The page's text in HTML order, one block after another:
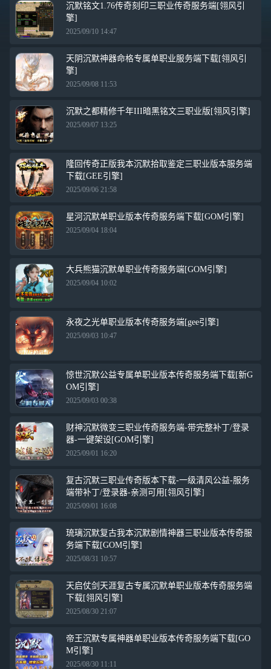
沉默铭文1.76传奇刻印三职业传奇服务端[翎风引
擎]
2025/09/10 14:47
天阴沉默神器命格专属单职业服务端下载[翎风引
擎]
2025/09/08 11:53
沉默之都精修千年III暗黑铭文三职业版[翎风引擎]
2025/09/07 13:25
隆回传奇正版我本沉默拾取鉴定三职业版本服务端
下载[GEE引擎]
2025/09/06 21:58
星河沉默单职业版本传奇服务端下载[GOM引擎]
2025/09/04 18:04
大兵熊猫沉默单职业传奇服务端[GOM引擎]
2025/09/04 10:02
永夜之光单职业版本传奇服务端[gee引擎]
2025/09/03 10:47
惊世沉默公益专属单职业版本传奇服务端下载[新G
OM引擎]
2025/09/03 00:38
财神沉默微变三职业传奇服务端-带完整补丁/登录
器-一键架设[GOM引擎]
2025/09/01 16:20
复古沉默三职业传奇版本下载-一级清风公益-服务
端带补丁/登录器-亲测可用[翎风引擎]
2025/09/01 16:08
琉璃沉默复古我本沉默剧情神器三职业版本传奇服
务端下载[GOM引擎]
2025/08/31 10:57
天启仗剑天涯复古专属沉默单职业版本传奇服务端
下载[翎风引擎]
2025/08/30 21:07
帝王沉默专属神器单职业版本传奇服务端下载[GO
M引擎]
2025/08/30 11:11